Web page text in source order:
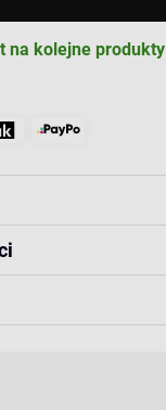
na kolejne produkty